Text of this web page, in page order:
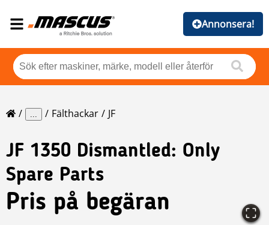
Annonsera!
... Fälthackar JF
JF 1350 Dismantled: Only
Spare Parts
Pris på begäran